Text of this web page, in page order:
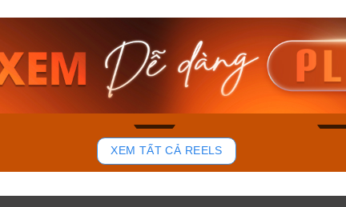
48
Casio Nam MTS-
RS100L-1AVDF
4.276.000₫
3.634.600₫
Casio
230EL-
Mua
XEM TẤT CẢ REELS